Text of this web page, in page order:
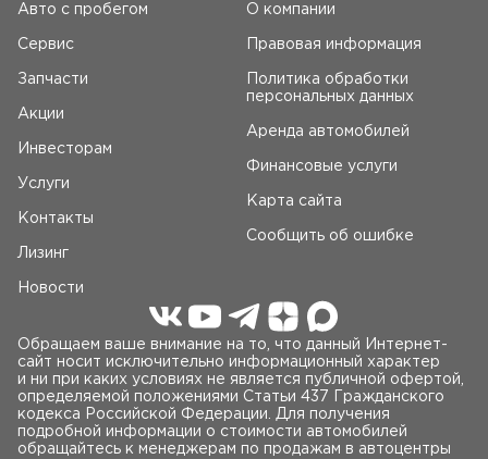
Авто c пробегом
Сервис
Запчасти
Акции
Инвесторам
Услуги
Контакты
Лизинг
Новости
О компании
Правовая информация
Политика обработки
персональных данных
Аренда автомобилей
Финансовые услуги
Карта сайта
Сообщить об ошибке
Обращаем ваше внимание на то, что данный Интернет-
сайт носит исключительно информационный характер
и ни при каких условиях не является публичной офертой,
определяемой положениями Статьи 437 Гражданского
кодекса Российской Федерации. Для получения
подробной информации о стоимости автомобилей
обращайтесь к менеджерам по продажам в автоцентры